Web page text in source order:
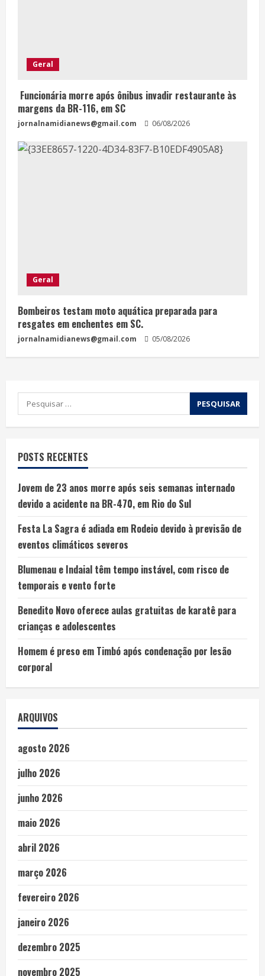
Geral
Funcionária morre após ônibus invadir restaurante às
margens da BR-116, em SC
jornalnamidianews@gmail.com 06/08/2026
Geral
Bombeiros testam moto aquática preparada para
resgates em enchentes em SC.
jornalnamidianews@gmail.com 05/08/2026
POSTS RECENTES
Jovem de 23 anos morre após seis semanas internado
devido a acidente na BR-470, em Rio do Sul
Festa La Sagra é adiada em Rodeio devido à previsão de
eventos climáticos severos
Blumenau e Indaial têm tempo instável, com risco de
temporais e vento forte
Benedito Novo oferece aulas gratuitas de karatê para
crianças e adolescentes
Homem é preso em Timbó após condenação por lesão
corporal
ARQUIVOS
agosto 2026
julho 2026
junho 2026
maio 2026
abril 2026
março 2026
fevereiro 2026
janeiro 2026
dezembro 2025
novembro 2025